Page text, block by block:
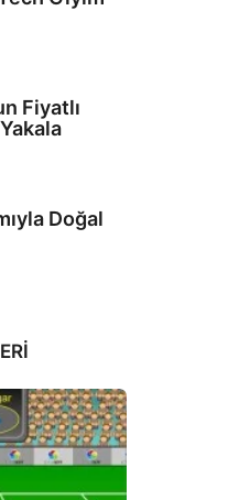
a
g
Fiyatlı
a
Doğal
g